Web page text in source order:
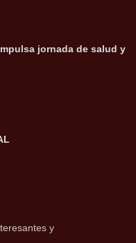
jornada de salud y
y